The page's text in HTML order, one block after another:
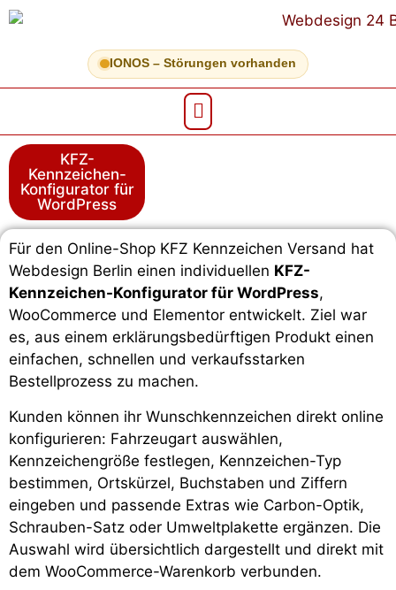
IONOS – Störungen vorhanden
KFZ-
Kennzeichen-
Konfigurator für
WordPress
Für den Online-Shop KFZ Kennzeichen Versand hat
Webdesign Berlin einen individuellen KFZ-
Kennzeichen-Konfigurator für WordPress,
WooCommerce und Elementor entwickelt. Ziel war
es, aus einem erklärungsbedürftigen Produkt einen
einfachen, schnellen und verkaufsstarken
Bestellprozess zu machen.
Kunden können ihr Wunschkennzeichen direkt online
konfigurieren: Fahrzeugart auswählen,
Kennzeichengröße festlegen, Kennzeichen-Typ
bestimmen, Ortskürzel, Buchstaben und Ziffern
eingeben und passende Extras wie Carbon-Optik,
Schrauben-Satz oder Umweltplakette ergänzen. Die
Auswahl wird übersichtlich dargestellt und direkt mit
dem WooCommerce-Warenkorb verbunden.